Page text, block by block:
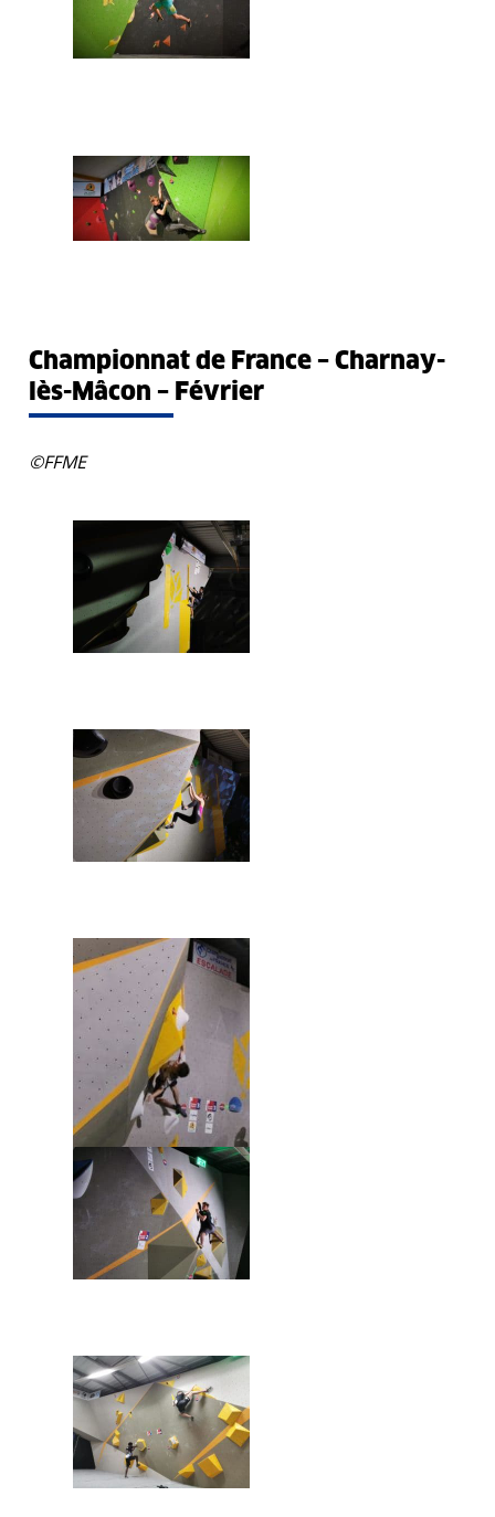
Championnat de France – Charnay-
lès-Mâcon – Février
©FFME